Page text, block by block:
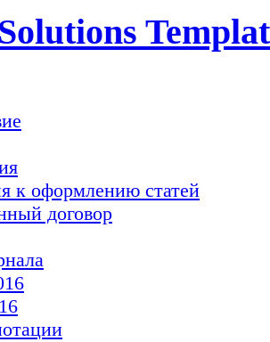
к оформлению статей
договор